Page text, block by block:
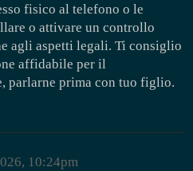
fisico al telefono o le
o attivare un controllo
agli aspetti legali. Ti consiglio
affidabile per il
parlarne prima con tuo figlio.
10:24pm